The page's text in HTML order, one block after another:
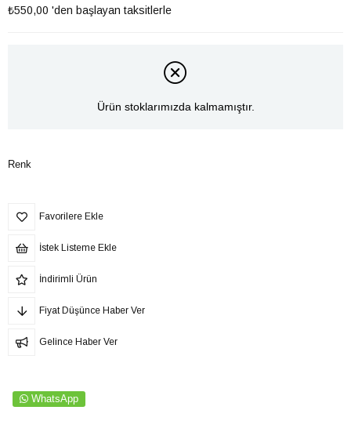
₺550,00 'den başlayan taksitlerle
Ürün stoklarımızda kalmamıştır.
Renk
Favorilere Ekle
İstek Listeme Ekle
İndirimli Ürün
Fiyat Düşünce Haber Ver
Gelince Haber Ver
WhatsApp